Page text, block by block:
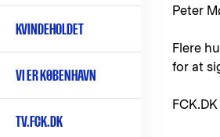
KVINDEHOLDET
VI ER KØBENHAVN
TV.FCK.DK
Peter
Flere
for at